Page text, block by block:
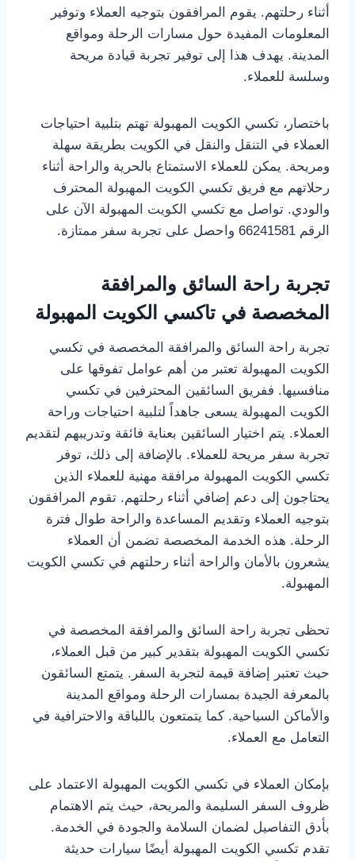
أثناء رحلتهم. يقوم المرافقون بتوجيه العملاء وتوفير
المعلومات المفيدة حول مسارات الرحلة ومواقع
المدينة. يهدف هذا إلى توفير تجربة قيادة مريحة
وسلسة للعملاء.
باختصار، تكسي الكويت المهبولة تهتم بتلبية احتياجات
العملاء في التنقل والنقل في الكويت بطريقة سهلة
ومريحة. يمكن للعملاء الاستمتاع بالحرية والراحة أثناء
رحلاتهم مع فريق تكسي الكويت المهبولة المحترف
والودي. تواصل مع تكسي الكويت المهبولة الآن على
الرقم 66241581 واحصل على تجربة سفر ممتازة.
تجربة راحة السائق والمرافقة
المخصصة في تاكسي الكويت المهبولة
تجربة راحة السائق والمرافقة المخصصة في تكسي
الكويت المهبولة تعتبر من أهم عوامل تفوقها على
منافسيها. ففريق السائقين المحترفين في تكسي
الكويت المهبولة يسعى جاهداً لتلبية احتياجات وراحة
العملاء. يتم اختيار السائقين بعناية فائقة وتدريبهم لتقديم
تجربة سفر مريحة للعملاء. بالإضافة إلى ذلك، توفر
تكسي الكويت المهبولة مرافقة مهنية للعملاء الذين
يحتاجون إلى دعم إضافي أثناء رحلتهم. تقوم المرافقون
بتوجيه العملاء وتقديم المساعدة والراحة طوال فترة
الرحلة. هذه الخدمة المخصصة تضمن أن العملاء
يشعرون بالأمان والراحة أثناء رحلتهم في تكسي الكويت
المهبولة.
تحظى تجربة راحة السائق والمرافقة المخصصة في
تكسي الكويت المهبولة بتقدير كبير من قبل العملاء،
حيث تعتبر إضافة قيمة لتجربة السفر. يتمتع السائقون
بالمعرفة الجيدة بمسارات الرحلة ومواقع المدينة
والأماكن السياحية. كما يتمتعون باللباقة والاحترافية في
التعامل مع العملاء.
بإمكان العملاء في تكسي الكويت المهبولة الاعتماد على
ظروف السفر السليمة والمريحة، حيث يتم الاهتمام
بأدق التفاصيل لضمان السلامة والجودة في الخدمة.
تقدم تكسي الكويت المهبولة أيضًا سيارات حديثة